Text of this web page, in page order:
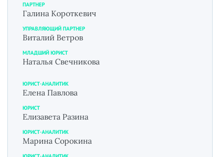
ПАРТНЕР
Галина Короткевич
УПРАВЛЯЮЩИЙ ПАРТНЕР
Виталий Ветров
МЛАДШИЙ ЮРИСТ
Наталья Свечникова
ЮРИСТ-АНАЛИТИК
Елена Павлова
ЮРИСТ
Елизавета Разина
ЮРИСТ-АНАЛИТИК
Марина Сорокина